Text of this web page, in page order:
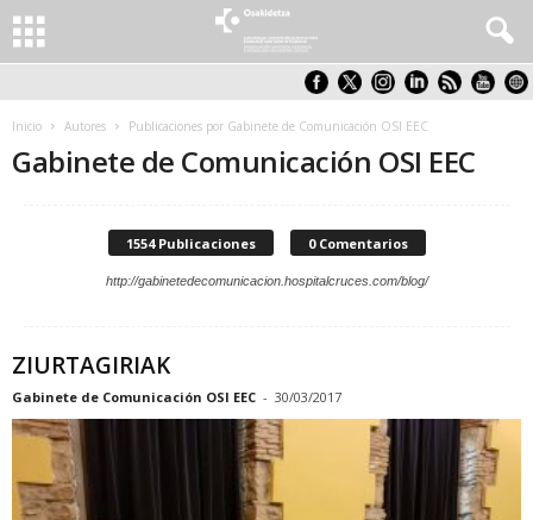
Inicio Autores Publicaciones por Gabinete de Comunicación OSI EEC
Gabinete de Comunicación OSI EEC
1554 Publicaciones 0 Comentarios
http://gabinetedecomunicacion.hospitalcruces.com/blog/
ZIURTAGIRIAK
Gabinete de Comunicación OSI EEC - 30/03/2017